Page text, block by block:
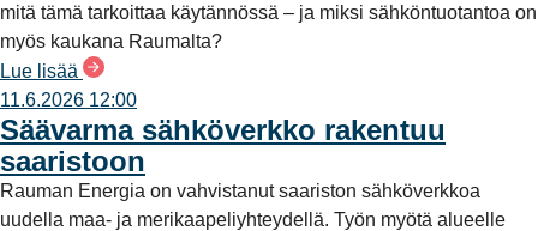
mitä tämä tarkoittaa käytännössä – ja miksi sähköntuotantoa on
myös kaukana Raumalta?
Lue lisää
11.6.2026 12:00
Säävarma sähköverkko rakentuu
saaristoon
Rauman Energia on vahvistanut saariston sähköverkkoa
uudella maa- ja merikaapeliyhteydellä. Työn myötä alueelle